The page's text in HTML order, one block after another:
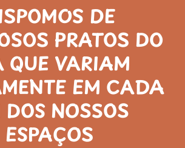
DE
PRATOS DO
QUE VARIAM
EM CADA
NOSSOS
ESPAÇOS